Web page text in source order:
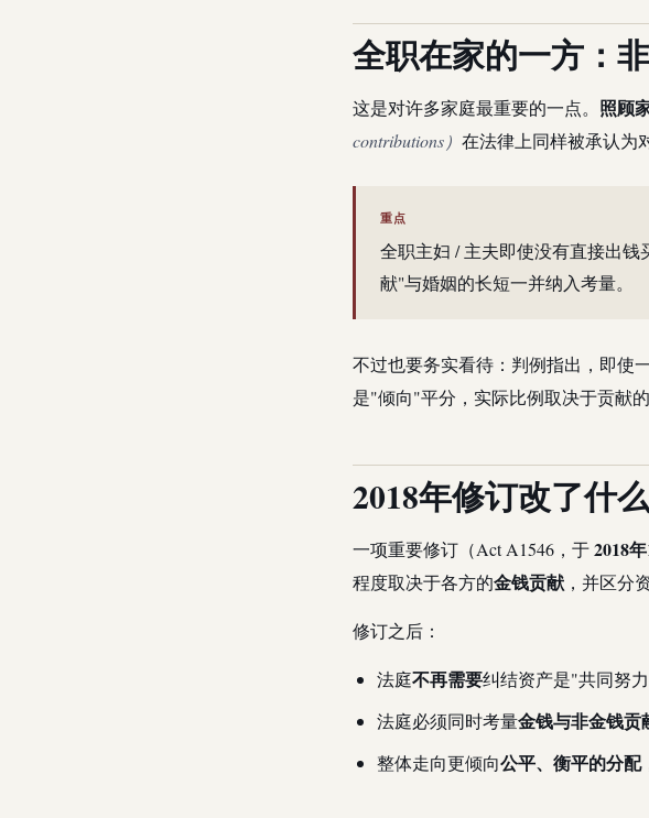
全职在家的一方：
这是对许多家庭最重要的一点。 照顾
contributions） 在法律上同样被承认为
重点
全职主妇 / 主夫即使没有直接出钱
献"与婚姻的长短一并纳入考量。
不过也要务实看待：判例指出，即使
是"倾向"平分，实际比例取决于贡献
2018年修订改了什
一项重要修订（Act A1546，于2018
程度取决于各方的金钱贡献 ，并区分
修订之后：
法庭不再需要纠结资产是"共同努
法庭必须同时考量金钱与非金钱贡
整体走向更倾向公平、衡平的分配